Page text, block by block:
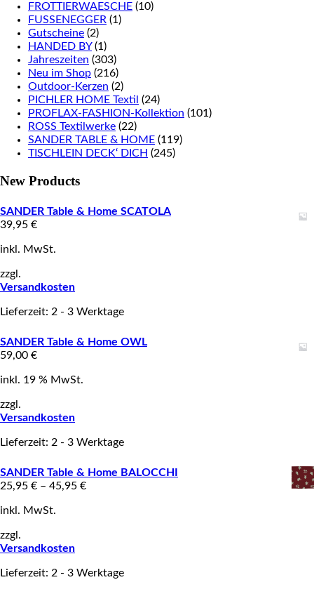
FROTTIERWAESCHE (10)
FUSSENEGGER (1)
Gutscheine (2)
HANDED BY (1)
Jahreszeiten (303)
Neu im Shop (216)
Outdoor-Kerzen (2)
PICHLER HOME Textil (24)
PROFLAX-FASHION-Kollektion (101)
ROSS Textilwerke (22)
SANDER TABLE & HOME (119)
TISCHLEIN DECK‘ DICH (245)
New Products
SANDER Table & Home SCATOLA
39,95 €
inkl. MwSt.
zzgl.
Versandkosten
Lieferzeit: 2 - 3 Werktage
SANDER Table & Home OWL
59,00 €
inkl. 19 % MwSt.
zzgl.
Versandkosten
Lieferzeit: 2 - 3 Werktage
SANDER Table & Home BALOCCHI
25,95 € – 45,95 €
inkl. MwSt.
zzgl.
Versandkosten
Lieferzeit: 2 - 3 Werktage